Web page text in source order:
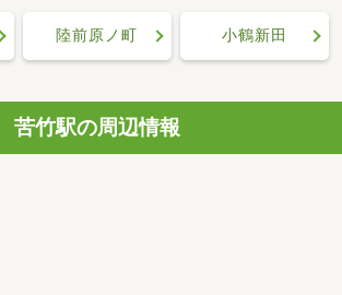
陸前原ノ町 小鶴新田
苦竹駅の周辺情報